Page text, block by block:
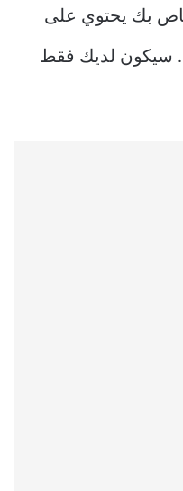
بك يحتوي على
سيكون لديك فقط